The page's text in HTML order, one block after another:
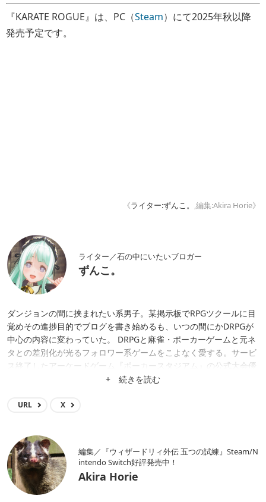
『KARATE ROGUE』は、PC（Steam）にて2025年秋以降
発売予定です。
《ライター:ずんこ。 ,編集:Akira Horie》
ライター／石の中にいたいブロガー
ずんこ。
ダンジョンの間に挟まれたい系男子。某掲示板でRPGツクールに目
覚めその進捗目的でブログを書き始めるも、いつの間にかDRPGが
中心の内容に変わっていた。 DRPGと麻雀・ポーカーゲームと元ネ
タとの差別化が光るフォロワー系ゲームをこよなく愛する。サービ
ス終了したアーケードゲーム『ポーカースタジアム』の公式大会優
勝という凄いんだか凄くないんだかわからない肩書きも持つ。
+ 続きを読む
URL X
編集／『ウィザードリィ外伝 五つの試練』Steam/N
intendo Switch好評発売中！
Akira Horie